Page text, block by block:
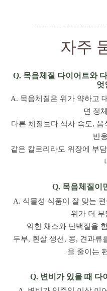
자주
Q. 목음체질 다이어트와
엇
A. 목음체질은 위가 약하고
면 정
다른 체질보다 식사 속도, 음
반
같은 칼로리라도 위장에 부
Q. 목음체질이
A. 식물성 식품이 잘 맞는
위가 더
익힌 채소와 단백질을
두부, 흰살 생선, 콩, 견과류
을 줄이는
Q. 변비가 있을 때 다